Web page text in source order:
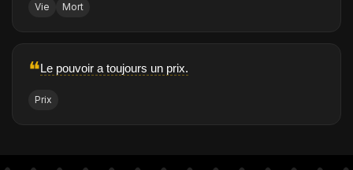
Vie Mort
❝Le pouvoir a toujours un prix.
Prix